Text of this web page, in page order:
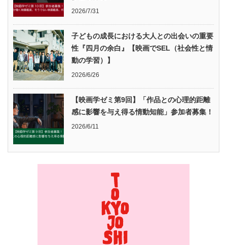
2026/7/31
子どもの成長における大人との出会いの重要
性『四月の余白』【映画でSEL（社会性と情
動の学習）】
2026/6/26
【映画学ゼミ第9回】「作品との心理的距離
感に影響を与え得る情動知能」参加者募集！
2026/6/11